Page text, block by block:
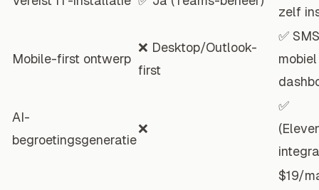
zelf
Mobile-first ontwerp
❌ Desktop/Outlook-
first
✅
mobiel
AI-
begroetingsgeneratie
❌
✅
$19/